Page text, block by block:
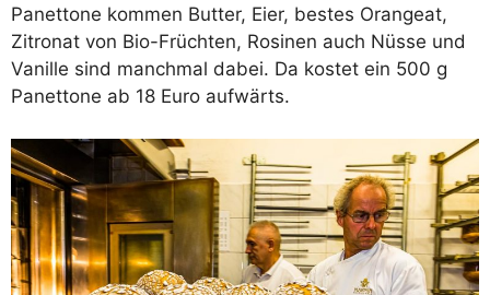
Panettone kommen Butter, Eier, bestes Orangeat,
Zitronat von Bio-Früchten, Rosinen auch Nüsse und
Vanille sind manchmal dabei. Da kostet ein 500 g
Panettone ab 18 Euro aufwärts.